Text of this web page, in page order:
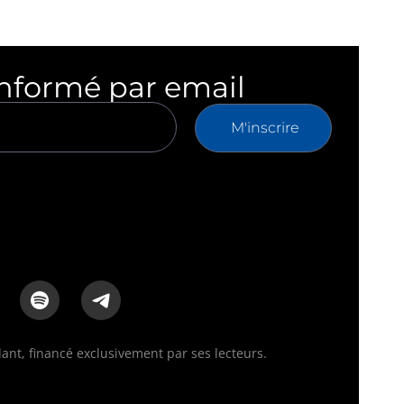
par email
M'inscrire
financé exclusivement par ses lecteurs.